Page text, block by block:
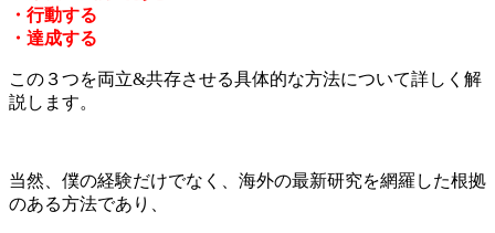
・行動する
・達成する
この３つを両立&共存させる具体的な方法について詳しく解
説します。
当然、僕の経験だけでなく、海外の最新研究を網羅した根拠
のある方法であり、